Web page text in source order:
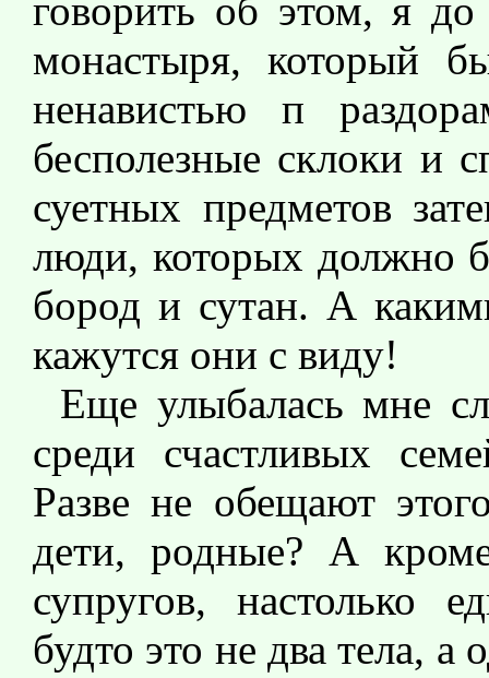
говорить об этом, я
монастыря, который
ненавистью п
бесполезные склоки и
суетных предметов
люди, которых должно
бород и сутан. А
кажутся они с виду!
Еще улыбалась мне
среди счастливых
Разве не обещают
дети, родные? А
супругов, настолько
будто это не два тела, а